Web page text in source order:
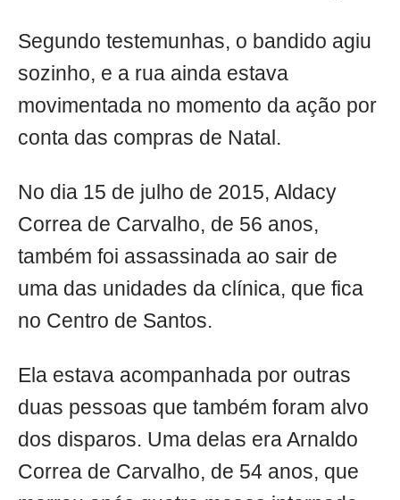
Segundo testemunhas, o bandido agiu
sozinho, e a rua ainda estava
movimentada no momento da ação por
conta das compras de Natal.
No dia 15 de julho de 2015, Aldacy
Correa de Carvalho, de 56 anos,
também foi assassinada ao sair de
uma das unidades da clínica, que fica
no Centro de Santos.
Ela estava acompanhada por outras
duas pessoas que também foram alvo
dos disparos. Uma delas era Arnaldo
Correa de Carvalho, de 54 anos, que